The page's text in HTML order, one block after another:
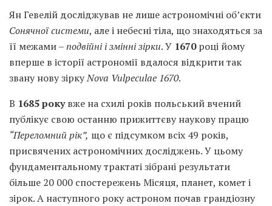
Ян Гевелій досліджував не лише астрономічні об’єкти
Сонячноїсистеми, але і небесні тіла, що знаходяться за
її межами –подвійні і змінні зірки. У 1670році йому
вперше в історії астрономії вдалося відкрити так
звану нову зіркуNova Vulpeculae 1670.
В 1685 рокувже на схилі років польський вчений
публікує свою останню прижиттєву наукову працю
“Переломний рік”, що є підсумком всіх 49 років,
присвячених астрономічних досліджень. У цьому
фундаментальному трактаті зібрані результати
більше 20 000 спостережень Місяця, планет, комет і
зірок. А наступного року астроном почав грандіозну